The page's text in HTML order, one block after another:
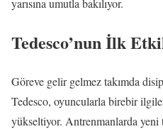
yarısına umutla bakılıyor.
Tedesco’nun İlk
Göreve gelir gelmez takımda
Tedesco, oyuncularla birebir
yükseltiyor. Antrenmanlarda